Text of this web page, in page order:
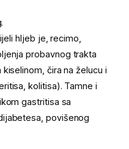
hljeb je, recimo,
probavnog trakta
čira na želucu i
kolitisa). Tamne i
gastritisa sa
povišenog